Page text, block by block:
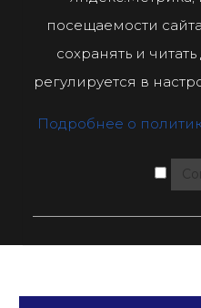
посещаемости
сохранять и
регулируется в
Подробнее о